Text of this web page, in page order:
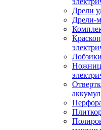
Дрели
Дрели-
Лобзики